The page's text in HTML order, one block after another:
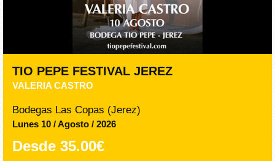
TIO PEPE FESTIVAL JEREZ
VALERIA CASTRO
Bodegas Las Copas (Jerez)
Lunes 10 / Agosto / 2026
Desde 35.00€